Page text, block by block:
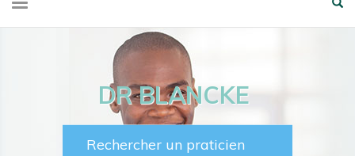
DR BLANCKE
Rechercher un praticien